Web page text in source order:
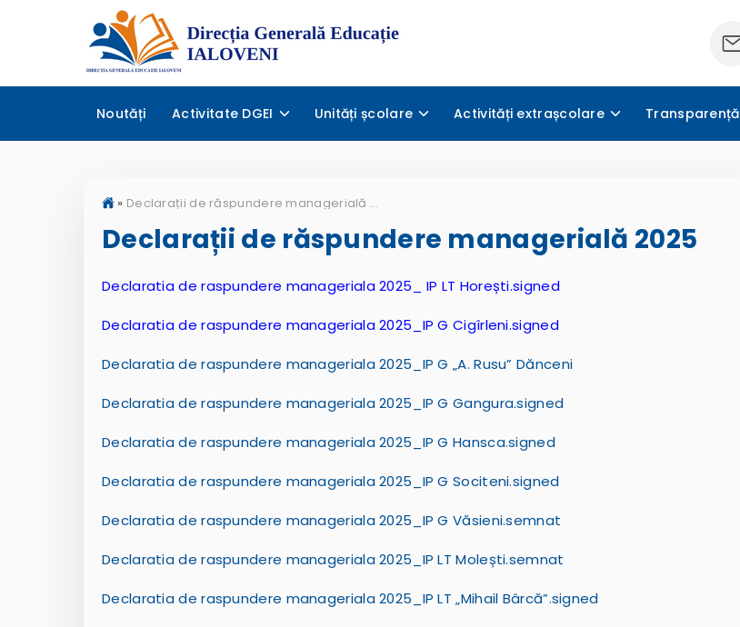
Noutăți Activitate DGEI Unități școlare Activități extrașcolare Transparență
» Declarații de răspundere managerială 2025
Declarații de răspundere managerială 2025
Declaratia de raspundere manageriala 2025_ IP LT Horești.signed
Declaratia de raspundere manageriala 2025_IP G Cigîrleni.signed
Declaratia de raspundere manageriala 2025_IP G „A. Rusu” Dănceni
Declaratia de raspundere manageriala 2025_IP G Gangura.signed
Declaratia de raspundere manageriala 2025_IP G Hansca.signed
Declaratia de raspundere manageriala 2025_IP G Sociteni.signed
Declaratia de raspundere manageriala 2025_IP G Văsieni.semnat
Declaratia de raspundere manageriala 2025_IP LT Molești.semnat
Declaratia de raspundere manageriala 2025_IP LT „Mihail Bârcă”.signed